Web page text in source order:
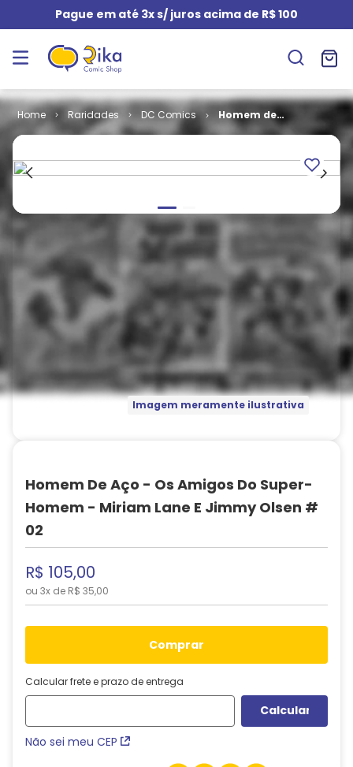
Pague em até 3x s/ juros acima de R$ 100
Raridades DC Comics
Homem de
Aço - Os
Super-
# 02
Imagem meramente ilustrativa
Homem De Aço - Os Amigos Do Super-
Homem - Miriam Lane E Jimmy Olsen #
02
R$ 105,00
ou 3x de R$ 35,00
comprar
Calcular frete e prazo de entrega
Não sei meu CEP